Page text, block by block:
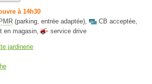
à 14h30
PMR (parking, entrée adaptée), CB acceptée,
en magasin, service drive
jardinerie